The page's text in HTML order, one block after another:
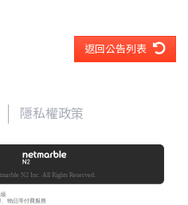
返回公告列表
隱私權政策